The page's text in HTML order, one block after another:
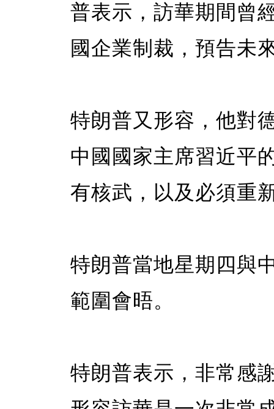
普表示，訪華期間曾
國企業制裁，預告未
特朗普又形容，他對
中國國家主席習近平
有核武，以及必須重
特朗普當地星期四與
範圍會晤。
特朗普表示，非常感